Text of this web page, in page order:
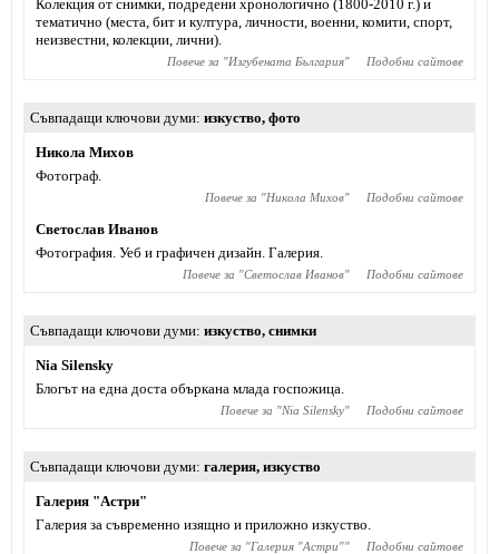
Колекция от снимки, подредени хронологично (1800-2010 г.) и
тематично (места, бит и култура, личности, военни, комити, спорт,
неизвестни, колекции, лични).
Повече за "Изгубената България" Подобни сайтове
Съвпадащи ключови думи изкуство, фото
Никола Михов
Фотограф.
Повече за "Никола Михов" Подобни сайтове
Светослав Иванов
Фотография. Уеб и графичен дизайн. Галерия.
Повече за "Светослав Иванов" Подобни сайтове
Съвпадащи ключови думи изкуство, снимки
Nia Silensky
Блогът на една доста объркана млада госпожица.
Повече за "Nia Silensky" Подобни сайтове
Съвпадащи ключови думи галерия, изкуство
Галерия "Астри"
Галерия за съвременно изящно и приложно изкуство.
Повече за "Галерия "Астри"" Подобни сайтове